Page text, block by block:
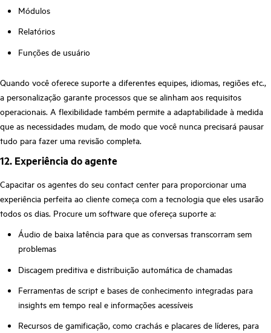
Módulos
Relatórios
Funções de usuário
Quando você oferece suporte a diferentes equipes, idiomas, regiões etc.,
a personalização garante processos que se alinham aos requisitos
operacionais. A flexibilidade também permite a adaptabilidade à medida
que as necessidades mudam, de modo que você nunca precisará pausar
tudo para fazer uma revisão completa.
12. Experiência do agente
Capacitar os agentes do seu contact center para proporcionar uma
experiência perfeita ao cliente começa com a tecnologia que eles usarão
todos os dias. Procure um software que ofereça suporte a:
Áudio de baixa latência para que as conversas transcorram sem
problemas
Discagem preditiva e distribuição automática de chamadas
Ferramentas de script e bases de conhecimento integradas para
insights em tempo real e informações acessíveis
Recursos de gamificação, como crachás e placares de líderes, para